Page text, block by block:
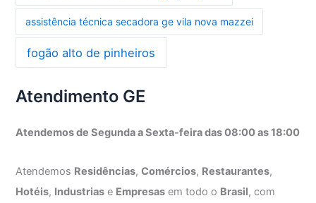
assistência técnica secadora ge vila nova mazzei
fogão alto de pinheiros
Atendimento GE
Atendemos de Segunda a Sexta-feira das 08:00 as 18:00
Atendemos Residências,Comércios, Restaurantes,
Hotéis, Industrias e Empresas em todo o Brasil, com